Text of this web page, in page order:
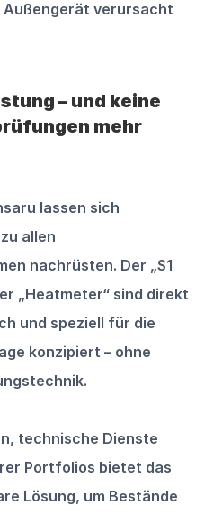
Außengerät verursacht
– und keine
mehr
lassen sich
allen
nachrüsten. Der „S1
„Heatmeter“ sind direkt
und speziell für die
konzipiert – ohne
technische Dienste
Portfolios bietet das
Lösung, um Bestände